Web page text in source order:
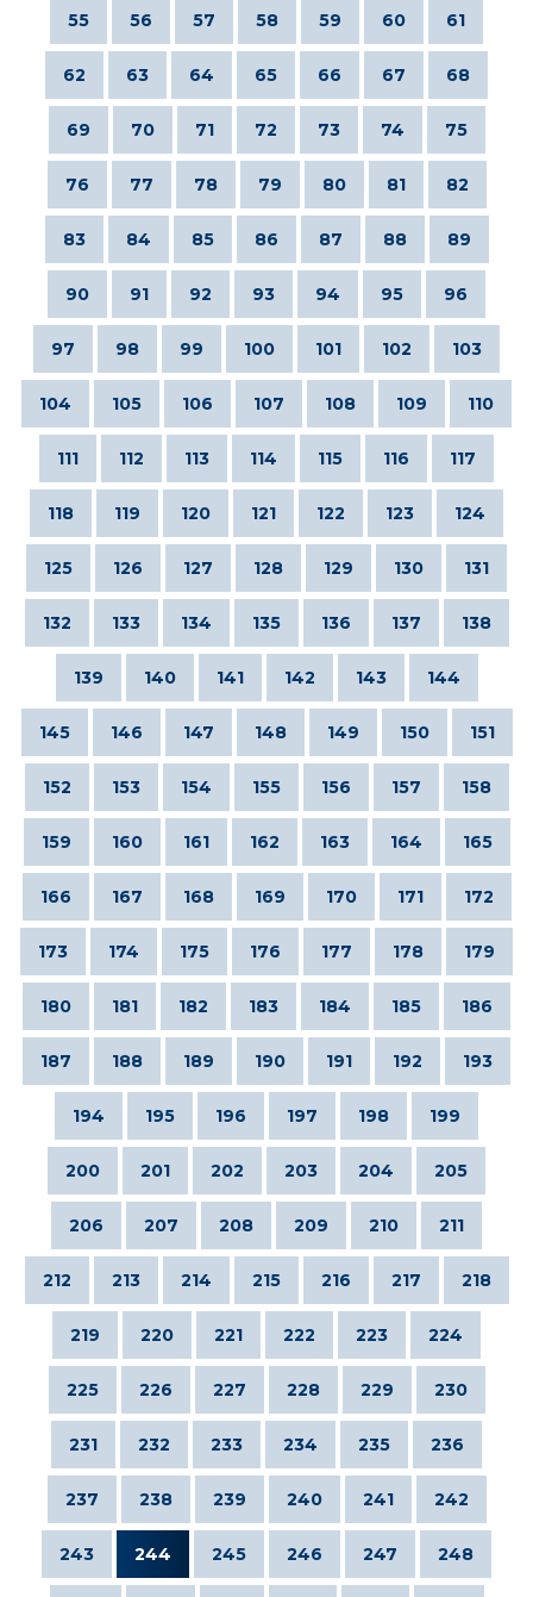
55 56 57 58 59 60 61
62 63 64 65 66 67 68
69 70 71 72 73 74 75
76 77 78 79 80 81 82
83 84 85 86 87 88 89
90 91 92 93 94 95 96
97 98 99 100 101 102 103
104 105 106 107 108 109 110
111 112 113 114 115 116 117
118 119 120 121 122 123 124
125 126 127 128 129 130 131
132 133 134 135 136 137 138
139 140 141 142 143 144
145 146 147 148 149 150 151
152 153 154 155 156 157 158
159 160 161 162 163 164 165
166 167 168 169 170 171 172
173 174 175 176 177 178 179
180 181 182 183 184 185 186
187 188 189 190 191 192 193
194 195 196 197 198 199
200 201 202 203 204 205
206 207 208 209 210 211
212 213 214 215 216 217 218
219 220 221 222 223 224
225 226 227 228 229 230
231 232 233 234 235 236
237 238 239 240 241 242
243 244 245 246 247 248